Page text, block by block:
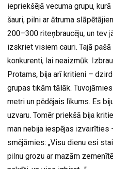
iepriekšējā vecuma grupu,
šauri, pilni ar ātruma
200–300 riteņbraucēju, un tev
izskriet visiem cauri. Tajā
konkurenti, lai neaizmūk.
Protams, bija arī kritieni –
grupas tikām tālāk.
metri un pēdējais līkums. Es
uzvaru. Tomēr priekšā bija
man nebija iespējas izvairīties
smējāmies: „Visu dienu esi
pilnu grozu ar mazām